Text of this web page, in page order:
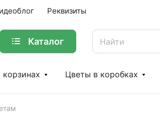
Реквизиты
Каталог
Цветы в коробках